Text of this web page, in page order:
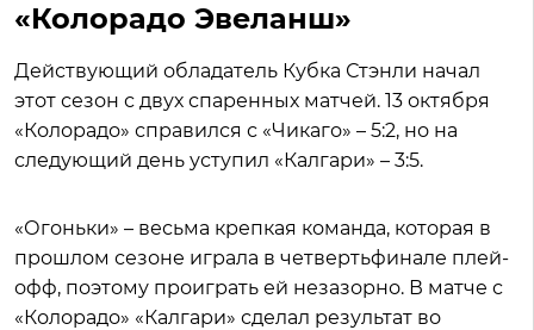
«Колорадо Эвеланш»
Действующий обладатель Кубка Стэнли начал
этот сезон с двух спаренных матчей. 13 октября
«Колорадо» справился с «Чикаго» – 5:2, но на
следующий день уступил «Калгари» – 3:5.
«Огоньки» – весьма крепкая команда, которая в
прошлом сезоне играла в четвертьфинале плей-
офф, поэтому проиграть ей незазорно. В матче с
«Колорадо» «Калгари» сделал результат во